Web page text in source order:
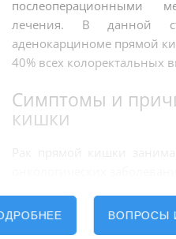
послеоперационными
лечения. В данной
аденокарциноме прямой
40% всех колоректальных
Симптомы и
кишки
всего:
ВОПРОСЫ